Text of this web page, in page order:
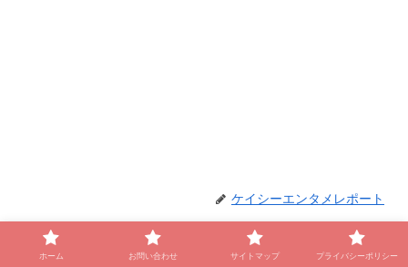
ケイシーエンタメレポート
ホーム お問い合わせ サイトマップ プライバシーポリシー